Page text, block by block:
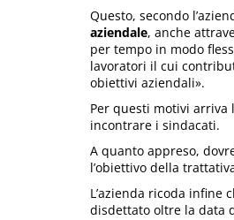
Questo, secondo
aziendale, anche
per tempo in modo
lavoratori il cui
obiettivi aziendali».
Per questi motivi arriva
incontrare i sindacati.
A quanto appreso,
l’obiettivo della
L’azienda ricoda infine
disdettato oltre la data